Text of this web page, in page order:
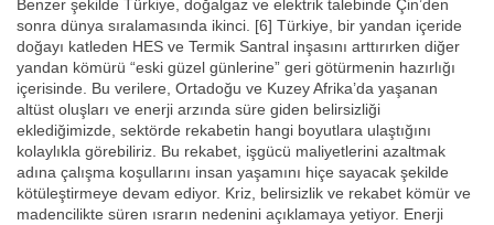
Benzer şekilde Türkiye, doğalgaz ve elektrik talebinde Çin’den
sonra dünya sıralamasında ikinci. [6] Türkiye, bir yandan içeride
doğayı katleden HES ve Termik Santral inşasını arttırırken diğer
yandan kömürü “eski güzel günlerine” geri götürmenin hazırlığı
içerisinde. Bu verilere, Ortadoğu ve Kuzey Afrika’da yaşanan
altüst oluşları ve enerji arzında süre giden belirsizliği
eklediğimizde, sektörde rekabetin hangi boyutlara ulaştığını
kolaylıkla görebiliriz. Bu rekabet, işgücü maliyetlerini azaltmak
adına çalışma koşullarını insan yaşamını hiçe sayacak şekilde
kötüleştirmeye devam ediyor. Kriz, belirsizlik ve rekabet kömür ve
madencilikte süren ısrarın nedenini açıklamaya yetiyor. Enerji